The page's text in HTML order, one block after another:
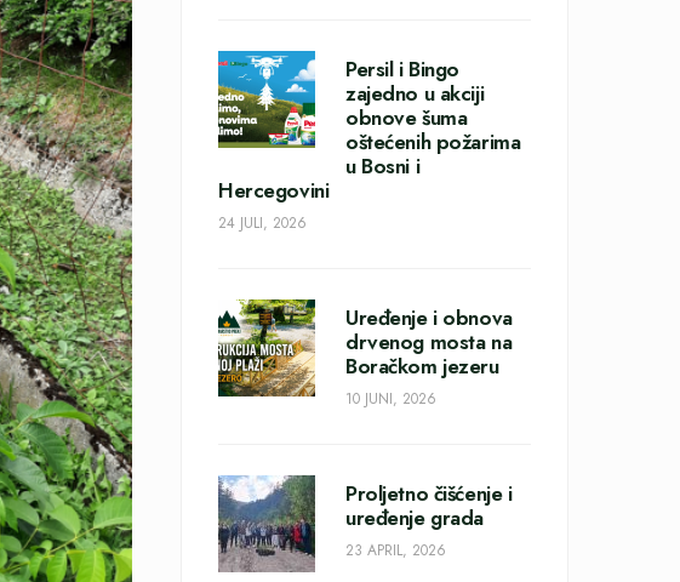
Persil i Bingo
zajedno u akciji
obnove šuma
oštećenih požarima
u Bosni i
Hercegovini
24 JULI, 2026
Uređenje i obnova
drvenog mosta na
Boračkom jezeru
10 JUNI, 2026
Proljetno čišćenje i
uređenje grada
23 APRIL, 2026